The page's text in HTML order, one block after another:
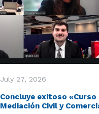
July 27, 2026
Concluye exitoso
Mediación Civil y